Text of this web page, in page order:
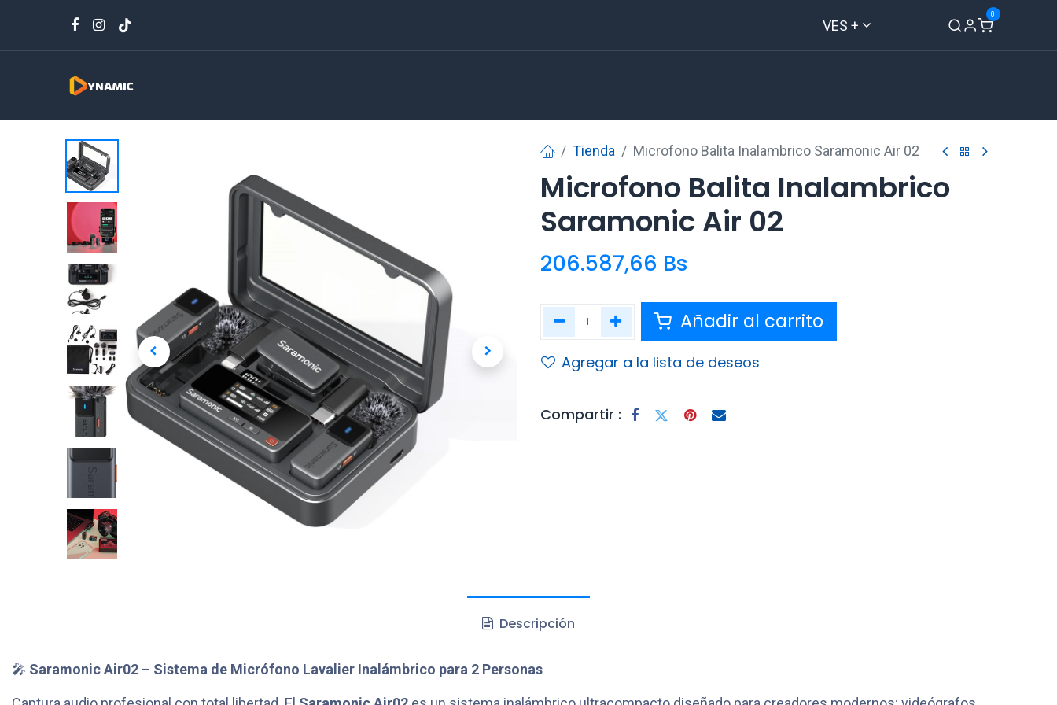
VES +
0
Tienda Microfono Balita Inalambrico Saramonic Air 02
Microfono Balita Inalambrico
Saramonic Air 02
206.587,66 Bs
Añadir al carrito
Agregar a la lista de deseos
Compartir :
Descripción
🎤 Saramonic Air02 – Sistema de Micrófono Lavalier Inalámbrico para 2 Personas